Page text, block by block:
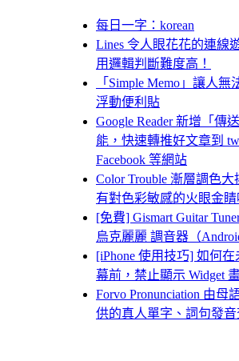
每日一字：korean
Lines 令人眼花花的連線
用邏輯判斷難度高！
「Simple Memo」讓人無
浮動便利貼
Google Reader 新增「傳
能，快速轉推好文章到
Facebook 等網站
Color Trouble 漸層調色
有對色彩敏感的火眼金睛
[免費] Gismart Guitar
烏克麗麗 調音器（
[iPhone 使用技巧] 如何
幕前，禁止顯示 Widget
Forvo Pronunciation 由母
供的真人單字、詞句發